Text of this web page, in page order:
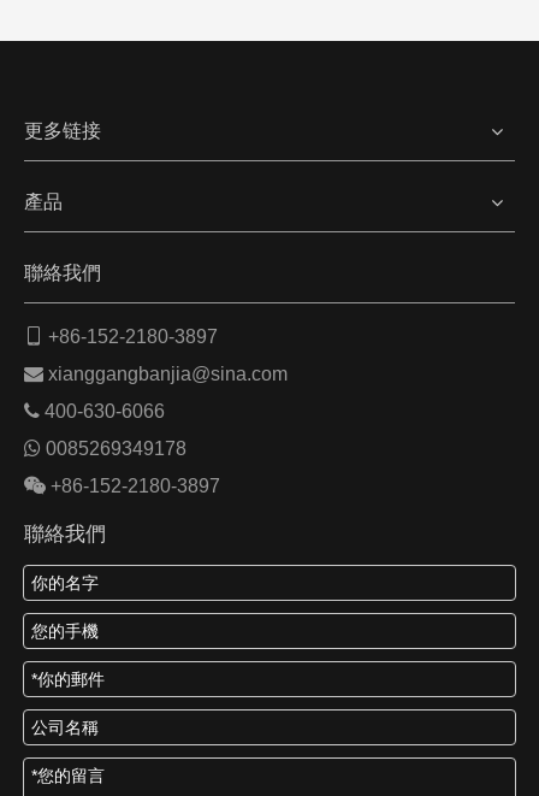
更多链接
產品
聯絡我們
+86-152-2180-3897
 xianggangbanjia@sina.com
 400-630-6066
 0085269349178
 +86-152-2180-3897
聯絡我們